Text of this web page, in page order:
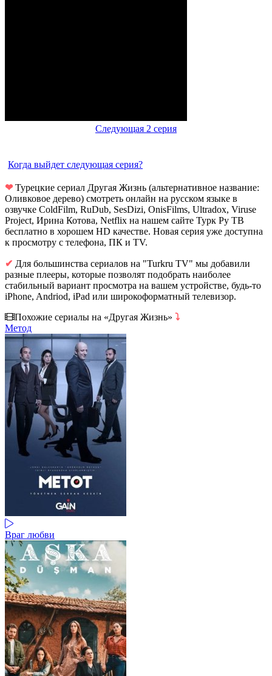
Следующая 2 серия
Когда выйдет следующая серия?
❤Турецкие сериал Другая Жизнь (альтернативное название:
Оливковое дерево) смотреть онлайн на русском языке в
озвучке ColdFilm, RuDub, SesDizi, OnisFilms, Ultradox, Viruse
Project, Ирина Котова, Netflix на нашем сайте Турк Ру ТВ
бесплатно в хорошем HD качестве. Новая серия уже доступна
к просмотру с телефона, ПК и TV.
✔ Для большинства сериалов на "Turkru TV" мы добавили
разные плееры, которые позволят подобрать наиболее
стабильный вариант просмотра на вашем устройстве, будь-то
iPhone, Andriod, iPad или широкоформатный телевизор.
Похожие сериалы на «Другая Жизнь» ⤵
Метод
Враг любви